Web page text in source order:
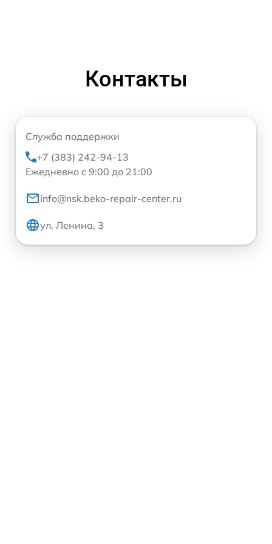
Контакты
Служба поддержки
+7 (383) 242-94-13
Ежедневно с 9:00 до 21:00
info@nsk.beko-repair-center.ru
ул. Ленина, 3